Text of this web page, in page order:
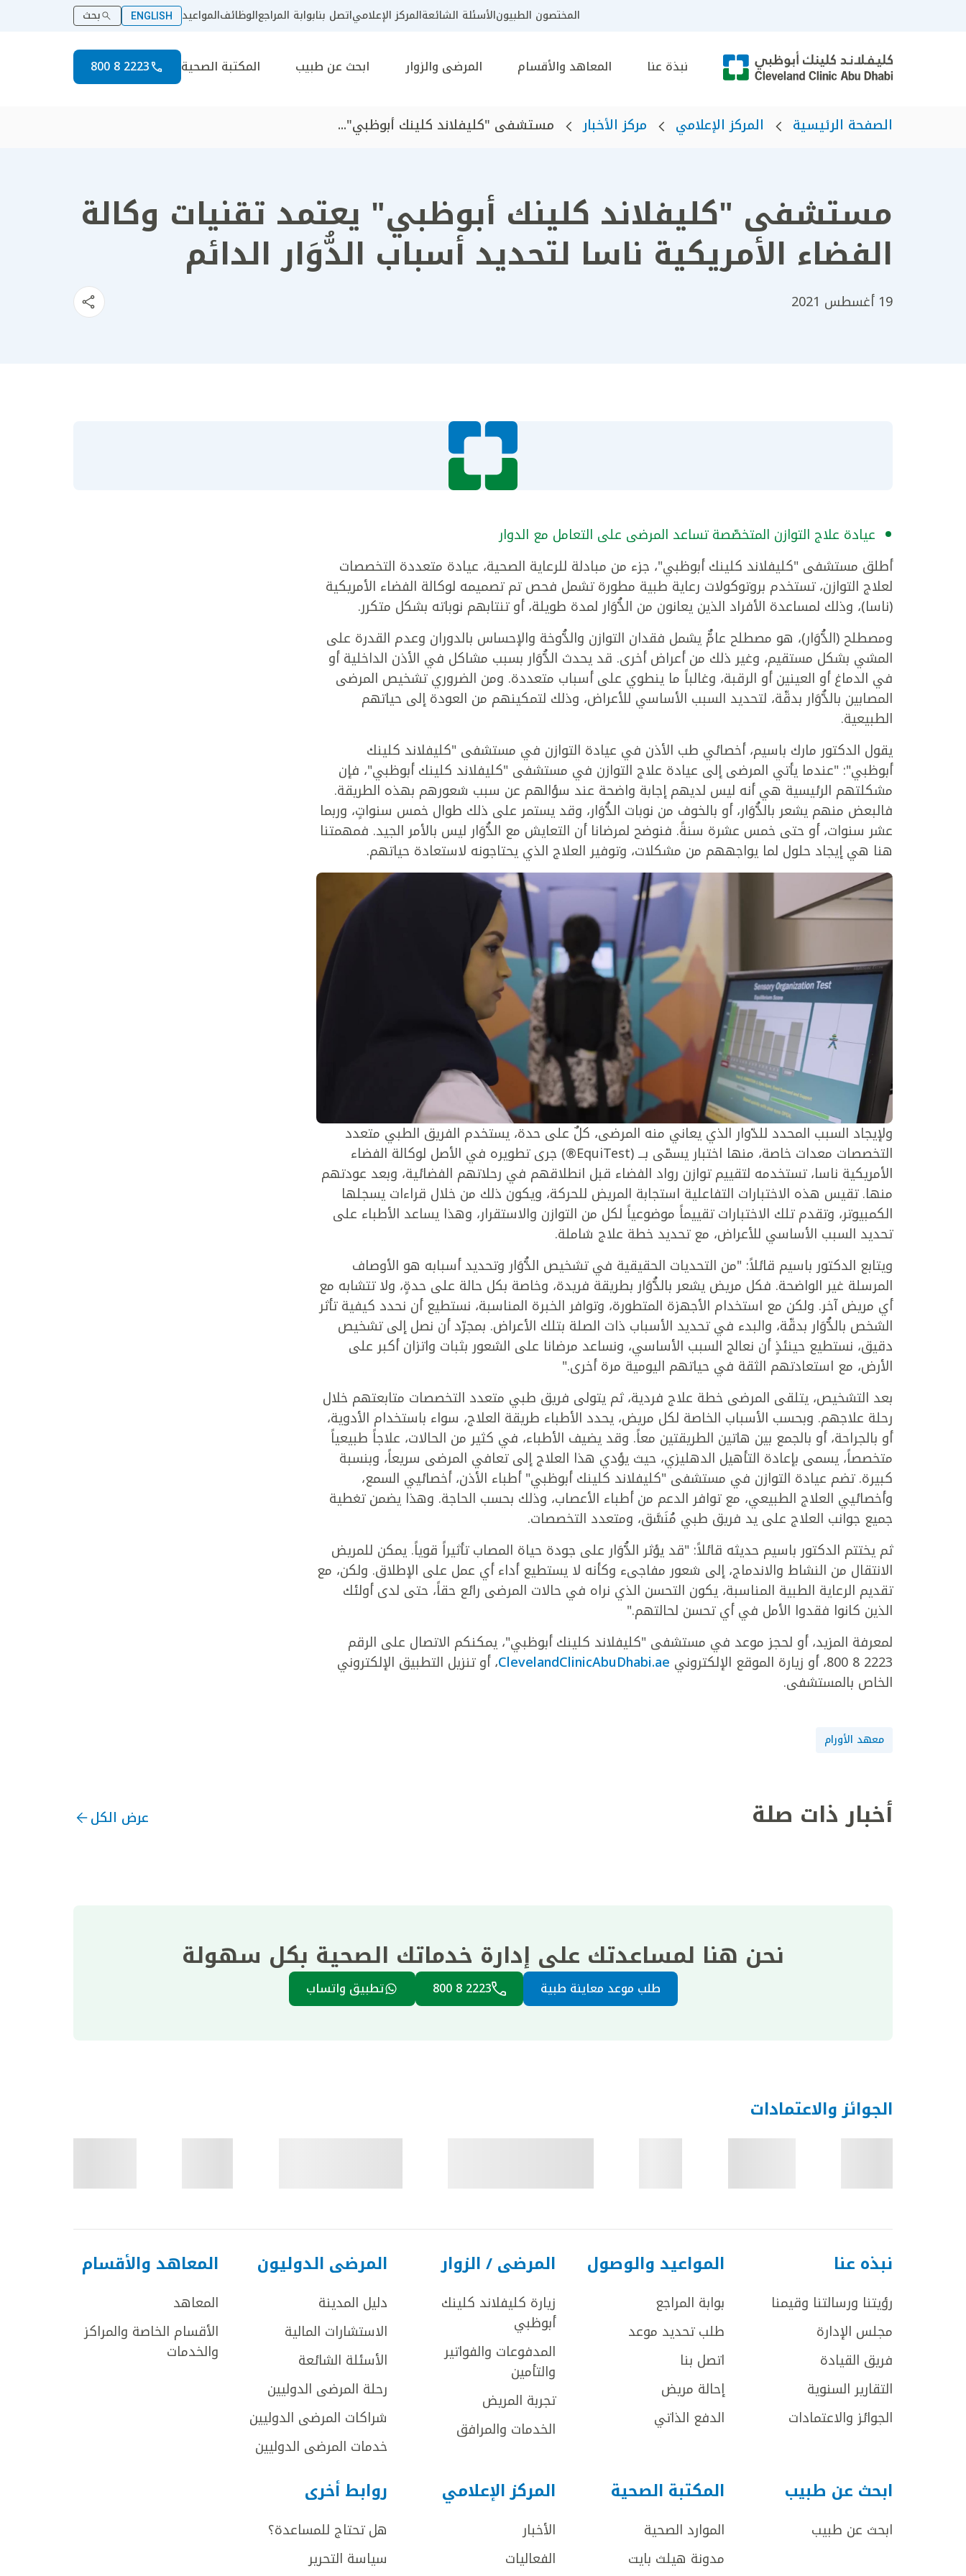
المختصون الطبيونالأسئلة الشائعةالمركز الإعلامياتصل بنابوابة المراجعالوظائفالمواعيد ENGLISH بحث
نبذة عنا المعاهد والأقسام المرضى والزوار ابحث عن طبيب المكتبة الصحية 2223 8 800
الصفحة الرئيسية المركز الإعلامي مركز الأخبار مستشفى "كليفلاند كلينك أبوظبي"...
مستشفى "كليفلاند كلينك أبوظبي" يعتمد تقنيات وكالة
الفضاء الأمريكية ناسا لتحديد أسباب الدُّوَار الدائم
19 أغسطس 2021
عيادة علاج التوازن المتخصّصة تساعد المرضى على التعامل مع الدوار
أطلق مستشفى "كليفلاند كلينك أبوظبي"، جزء من مبادلة للرعاية الصحية، عيادة متعددة التخصصات
لعلاج التوازن، تستخدم بروتوكولات رعاية طبية مطورة تشمل فحص تم تصميمه لوكالة الفضاء الأمريكية
(ناسا)، وذلك لمساعدة الأفراد الذين يعانون من الدُّوَار لمدة طويلة، أو تنتابهم نوباته بشكل متكرر.
ومصطلح (الدُّوَار)، هو مصطلح عامٌّ يشمل فقدان التوازن والدُّوخة والإحساس بالدوران وعدم القدرة على
المشي بشكل مستقيم، وغير ذلك من أعراض أخرى. قد يحدث الدُّوَار بسبب مشاكل في الأذن الداخلية أو
في الدماغ أو العينين أو الرقبة، وغالباً ما ينطوي على أسباب متعددة. ومن الضروري تشخيص المرضى
المصابين بالدُّوَار بدقّة، لتحديد السبب الأساسي للأعراض، وذلك لتمكينهم من العودة إلى حياتهم
الطبيعية.
يقول الدكتور مارك باسيم، أخصائي طب الأذن في عيادة التوازن في مستشفى "كليفلاند كلينك
أبوظبي": "عندما يأتي المرضى إلى عيادة علاج التوازن في مستشفى "كليفلاند كلينك أبوظبي"، فإن
مشكلتهم الرئيسية هي أنه ليس لديهم إجابة واضحة عند سؤالهم عن سبب شعورهم بهذه الطريقة.
فالبعض منهم يشعر بالدُّوَار، أو بالخوف من نوبات الدُّوَار، وقد يستمر على ذلك طوال خمس سنواتٍ، وربما
عشر سنوات، أو حتى خمس عشرة سنةً. فنوضح لمرضانا أن التعايش مع الدُّوَار ليس بالأمر الجيد. فمهمتنا
هنا هي إيجاد حلول لما يواجههم من مشكلات، وتوفير العلاج الذي يحتاجونه لاستعادة حياتهم.
ولإيجاد السبب المحدد للدّوار الذي يعاني منه المرضى، كلٌ على حدة، يستخدم الفريق الطبي متعدد
التخصصات معدات خاصة، منها اختبار يسمّى بـــ (EquiTest®) جرى تطويره في الأصل لوكالة الفضاء
الأمريكية ناسا، تستخدمه لتقييم توازن رواد الفضاء قبل انطلاقهم في رحلاتهم الفضائية، وبعد عودتهم
منها. تقيس هذه الاختبارات التفاعلية استجابة المريض للحركة، ويكون ذلك من خلال قراءات يسجلها
الكمبيوتر، وتقدم تلك الاختبارات تقييماً موضوعياً لكل من التوازن والاستقرار، وهذا يساعد الأطباء على
تحديد السبب الأساسي للأعراض، مع تحديد خطة علاج شاملة.
ويتابع الدكتور باسيم قائلاً: "من التحديات الحقيقية في تشخيص الدُّوَار وتحديد أسبابه هو الأوصاف
المرسلة غير الواضحة. فكل مريض يشعر بالدُّوَار بطريقة فريدة، وخاصة بكل حالة على حدةٍ، ولا تتشابه مع
أي مريض آخر. ولكن مع استخدام الأجهزة المتطورة، وتوافر الخبرة المناسبة، نستطيع أن نحدد كيفية تأثر
الشخص بالدُّوَار بدقّة، والبدء في تحديد الأسباب ذات الصلة بتلك الأعراض. بمجرّد أن نصل إلى تشخيص
دقيق، نستطيع حينئذٍ أن نعالج السبب الأساسي، ونساعد مرضانا على الشعور بثبات واتزان أكبر على
الأرض، مع استعادتهم الثقة في حياتهم اليومية مرة أخرى."
بعد التشخيص، يتلقى المرضى خطة علاج فردية، ثم يتولى فريق طبي متعدد التخصصات متابعتهم خلال
رحلة علاجهم. وبحسب الأسباب الخاصة لكل مريض، يحدد الأطباء طريقة العلاج، سواء باستخدام الأدوية،
أو بالجراحة، أو بالجمع بين هاتين الطريقتين معاً. وقد يضيف الأطباء، في كثير من الحالات، علاجاً طبيعياً
متخصصاً، يسمى بإعادة التأهيل الدهليزي، حيث يؤدي هذا العلاج إلى تعافي المرضى سريعاً، وبنسبة
كبيرة. تضم عيادة التوازن في مستشفى "كليفلاند كلينك أبوظبي" أطباء الأذن، أخصائيي السمع،
وأخصائيي العلاج الطبيعي، مع توافر الدعم من أطباء الأعصاب، وذلك بحسب الحاجة. وهذا يضمن تغطية
جميع جوانب العلاج على يد فريق طبي مُنَسَّق، ومتعدد التخصصات.
ثم يختتم الدكتور باسيم حديثه قائلاً: "قد يؤثر الدُّوَار على جودة حياة المصاب تأثيراً قوياً. يمكن للمريض
الانتقال من النشاط والاندماج، إلى شعور مفاجىء وكأنه لا يستطيع أداء أي عمل على الإطلاق. ولكن، مع
تقديم الرعاية الطبية المناسبة، يكون التحسن الذي نراه في حالات المرضى رائع حقاً، حتى لدى أولئك
الذين كانوا فقدوا الأمل في أي تحسن لحالتهم."
لمعرفة المزيد، أو لحجز موعد في مستشفى "كليفلاند كلينك أبوظبي"، يمكنكم الاتصال على الرقم
2223 8 800، أو زيارة الموقع الإلكتروني
، أو تنزيل التطبيق الإلكتروني
الخاص بالمستشفى.
معهد الأورام
أخبار ذات صلة عرض الكل
نحن هنا لمساعدتك على إدارة خدماتك الصحية بكل سهولة
طلب موعد معاينة طبية 2223 8 800 تطبيق واتساب
الجوائز والاعتمادات
نبذه عنا
رؤيتنا ورسالتنا وقيمنا
مجلس الإدارة
فريق القيادة
التقارير السنوية
الجوائز والاعتمادات
المواعيد والوصول
بوابة المراجع
طلب تحديد موعد
اتصل بنا
إحالة مريض
الدفع الذاتي
المرضى / الزوار
زيارة كليفلاند كلينك
أبوظبي
المدفوعات والفواتير
والتأمين
تجربة المريض
الخدمات والمرافق
المرضى الدوليون
دليل المدينة
الاستشارات المالية
الأسئلة الشائعة
رحلة المرضى الدوليين
شراكات المرضى الدوليين
خدمات المرضى الدوليين
المعاهد والأقسام
المعاهد
الأقسام الخاصة والمراكز
والخدمات
ابحث عن طبيب
ابحث عن طبيب
المكتبة الصحية
الموارد الصحية
مدونة هيلث بايت
المركز الإعلامي
الأخبار
الفعاليات
روابط أخرى
هل تحتاج للمساعدة؟
سياسة التحرير